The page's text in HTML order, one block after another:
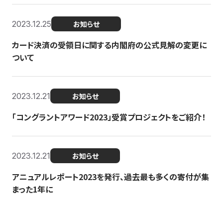
2023.12.25 お知らせ
カード決済の受領日に関する内閣府の公式見解の変更に
ついて
2023.12.21 お知らせ
「コングラントアワード2023」受賞プロジェクトをご紹介！
2023.12.21 お知らせ
アニュアルレポート2023を発行、過去最も多くの寄付が集
まった1年に